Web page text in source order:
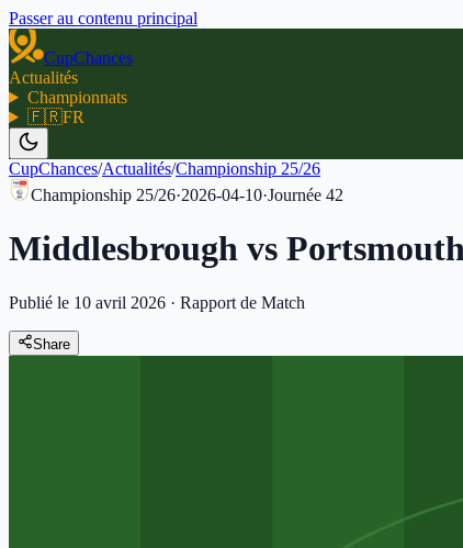
Passer au contenu principal
CupChances
Actualités
Championnats
🇫🇷FR
CupChances/Actualités/Championship 25/26
Championship 25/26·2026-04-10·Journée 42
Middlesbrough vs
Publié le 10 avril 2026 · Rapport de Match
Share